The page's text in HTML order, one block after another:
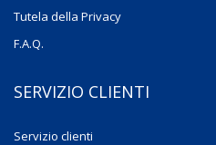
Tutela della Privacy
F.A.Q.
SERVIZIO CLIENTI
Servizio clienti